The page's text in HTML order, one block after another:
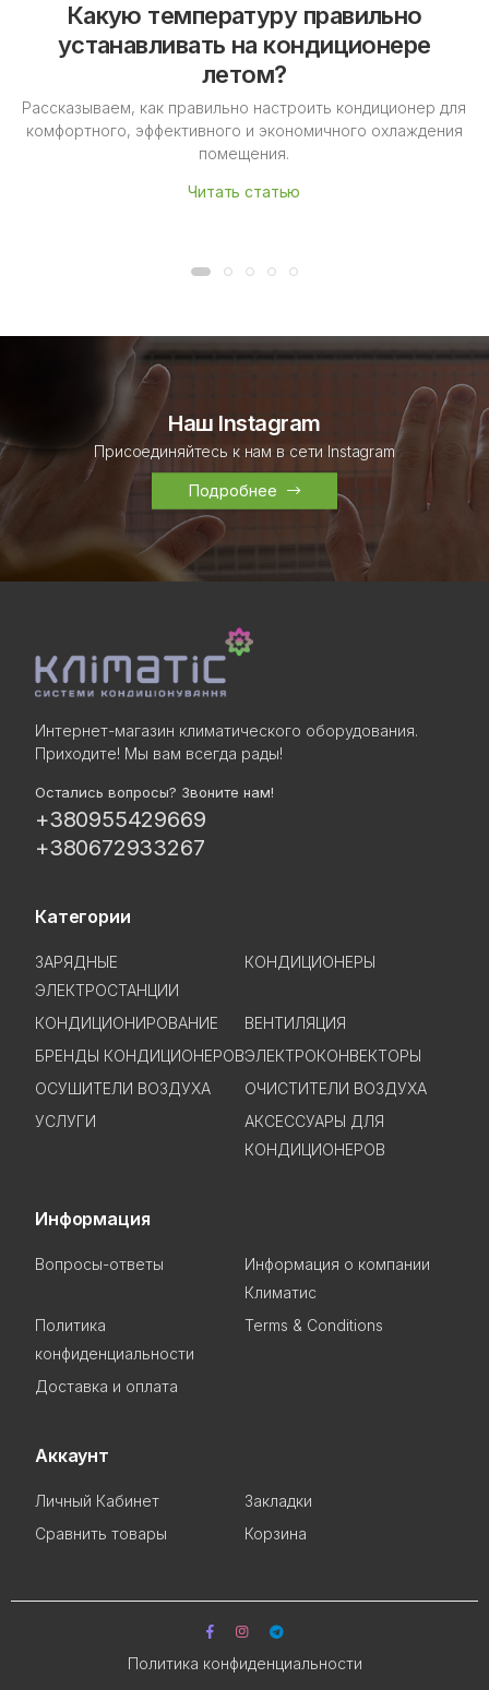
Какую температуру правильно
устанавливать на кондиционере
летом?
Рассказываем, как правильно настроить кондиционер для
комфортного, эффективного и экономичного охлаждения
помещения.
Читать статью
Наш Instagram
Присоединяйтесь к нам в сети Instagram
Подробнее
Интернет-магазин климатического оборудования.
Приходите! Мы вам всегда рады!
Остались вопросы? Звоните нам!
+380955429669
+380672933267
Категории
ЗАРЯДНЫЕ
ЭЛЕКТРОСТАНЦИИ
КОНДИЦИОНЕРЫ
КОНДИЦИОНИРОВАНИЕ
ВЕНТИЛЯЦИЯ
БРЕНДЫ КОНДИЦИОНЕРОВЭЛЕКТРОКОНВЕКТОРЫ
ОСУШИТЕЛИ ВОЗДУХА
ОЧИСТИТЕЛИ ВОЗДУХА
УСЛУГИ
АКСЕССУАРЫ ДЛЯ
КОНДИЦИОНЕРОВ
Информация
Вопросы-ответы
Информация о компании
Климатис
Политика
конфиденциальности
Terms & Conditions
Доставка и оплата
Аккаунт
Личный Кабинет
Закладки
Сравнить товары
Корзина
Политика конфиденциальности